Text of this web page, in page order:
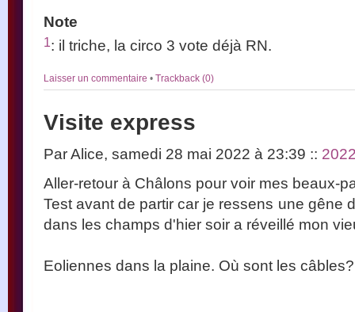
Note
1: il triche, la circo 3 vote déjà RN.
Laisser un commentaire • Trackback (0)
Visite express
Par Alice, samedi 28 mai 2022 à 23:39 ::
Aller-retour à Châlons pour voir mes beaux-
Test avant de partir car je ressens une gêne
dans les champs d'hier soir a réveillé mon
Eoliennes dans la plaine. Où sont les